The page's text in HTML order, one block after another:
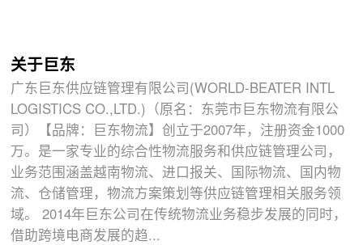
关于巨东
广东巨东供应链管理有限公司(WORLD-BEATER INTL
LOGISTICS CO.,LTD.)（原名：东莞市巨东物流有限公
司）【品牌：巨东物流】创立于2007年，注册资金1000
万。是一家专业的综合性物流服务和供应链管理公司，
业务范围涵盖越南物流、进口报关、国际物流、国内物
流、仓储管理，物流方案策划等供应链管理相关服务领
域。 2014年巨东公司在传统物流业务稳步发展的同时，
借助跨境电商发展的趋...